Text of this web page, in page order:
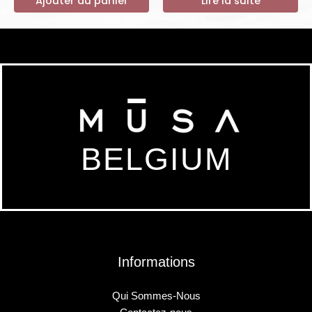
BELGIUM
Informations
Qui Sommes-Nous